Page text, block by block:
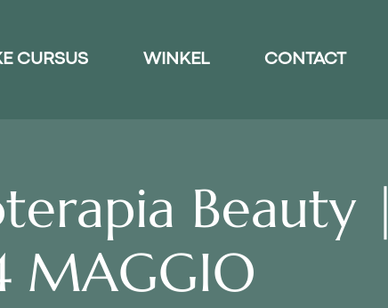
CURSUS WINKEL CONTACT
Beauty |
MAGGIO